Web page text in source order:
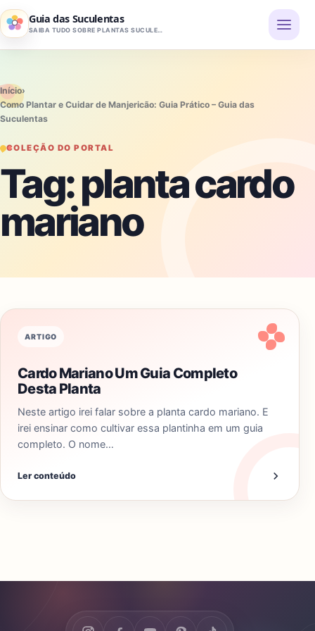
Pular para o conteúdo
Guia das Suculentas
SAIBA TUDO SOBRE PLANTAS SUCULENTAS
Início›
Como Plantar e Cuidar de Manjericão: Guia Prático – Guia das
Suculentas
COLEÇÃO DO PORTAL
Tag:planta cardo
mariano
ARTIGO
Cardo Mariano Um Guia Completo
Desta Planta
Neste artigo irei falar sobre a planta cardo mariano. E
irei ensinar como cultivar essa plantinha em um guia
completo. O nome…
Ler conteúdo